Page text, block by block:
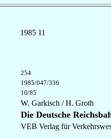
1985 11
254
1985/047/336
10/85
W. Garkisch / H. Groth
Die Deutsche
VEB Verlag für